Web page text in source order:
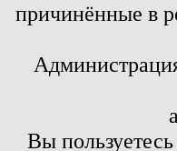
причинённые в
Вы